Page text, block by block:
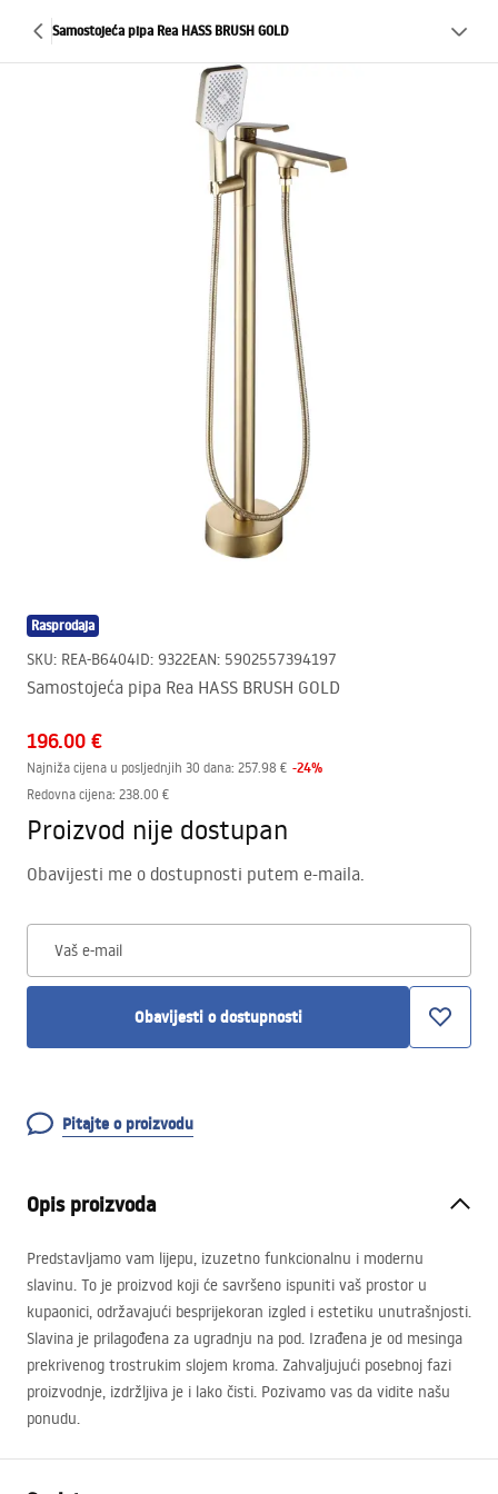
Samostojeća pipa Rea HASS BRUSH GOLD
Rasprodaja
SKU: REA-B6404ID: 9322EAN: 5902557394197
Samostojeća pipa Rea HASS BRUSH GOLD
196.00 €
Najniža cijena u posljednjih 30 dana: 257.98 € -24%
Redovna cijena: 238.00 €
Proizvod nije dostupan
Obavijesti me o dostupnosti putem e-maila.
Vaš e-mail
Obavijesti o dostupnosti
Pitajte o proizvodu
Opis proizvoda
Predstavljamo vam lijepu, izuzetno funkcionalnu i modernu
slavinu. To je proizvod koji će savršeno ispuniti vaš prostor u
kupaonici, održavajući besprijekoran izgled i estetiku unutrašnjosti.
Slavina je prilagođena za ugradnju na pod. Izrađena je od mesinga
prekrivenog trostrukim slojem kroma. Zahvaljujući posebnoj fazi
proizvodnje, izdržljiva je i lako čisti. Pozivamo vas da vidite našu
ponudu.